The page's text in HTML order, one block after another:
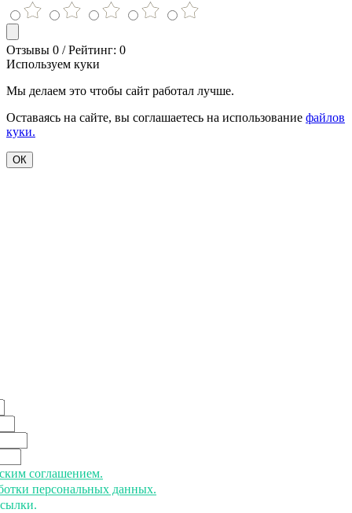
Отзывы 0 / Рейтинг: 0
Используем куки
Мы делаем это чтобы сайт работал лучше.
Оставаясь на сайте, вы соглашаетесь на использование файлов
куки.
ОК
соглашением.
персональных данных.